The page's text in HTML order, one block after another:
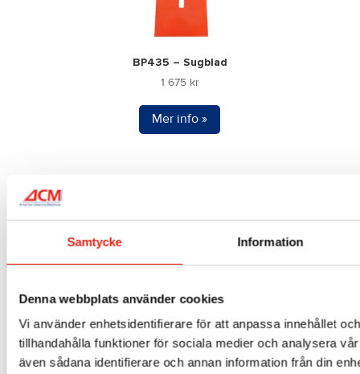
Samtycke Information
Denna webbplats använder cookies
Vi använder enhetsidentifierare för att anpassa innehållet
tillhandahålla funktioner för sociala medier och analysera
även sådana identifierare och annan information från din
BP435 – Sugblad
1 675 kr
Mer info »